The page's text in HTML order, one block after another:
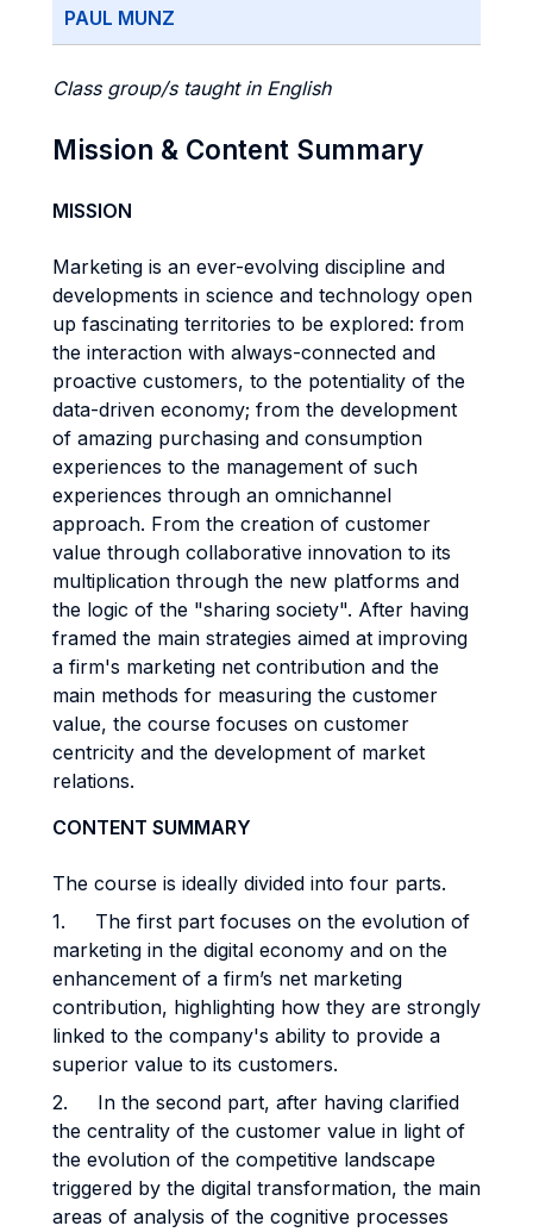
PAUL MUNZ
Class group/s taught in English
Mission & Content Summary
MISSION
Marketing is an ever-evolving discipline and
developments in science and technology open
up fascinating territories to be explored: from
the interaction with always-connected and
proactive customers, to the potentiality of the
data-driven economy; from the development
of amazing purchasing and consumption
experiences to the management of such
experiences through an omnichannel
approach. From the creation of customer
value through collaborative innovation to its
multiplication through the new platforms and
the logic of the "sharing society". After having
framed the main strategies aimed at improving
a firm's marketing net contribution and the
main methods for measuring the customer
value, the course focuses on customer
centricity and the development of market
relations.
CONTENT SUMMARY
The course is ideally divided into four parts.
1. The first part focuses on the evolution of
marketing in the digital economy and on the
enhancement of a firm’s net marketing
contribution, highlighting how they are strongly
linked to the company's ability to provide a
superior value to its customers.
2. In the second part, after having clarified
the centrality of the customer value in light of
the evolution of the competitive landscape
triggered by the digital transformation, the main
areas of analysis of the cognitive processes